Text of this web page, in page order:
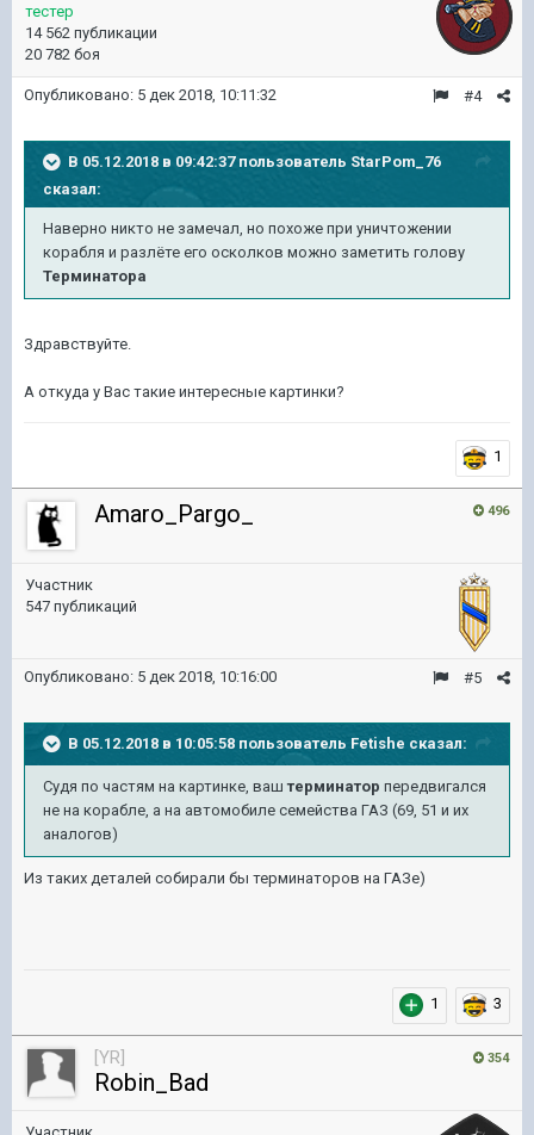
тестер
14 562 публикации
20 782 боя
#4
Опубликовано: 5 дек 2018, 10:11:32
В 05.12.2018 в 09:42:37 пользователь StarPom_76
сказал:
Наверно никто не замечал, но похоже при уничтожении
корабля и разлёте его осколков можно заметить голову
Терминатора
Здравствуйте.
А откуда у Вас такие интересные картинки?
1
496
Amaro_Pargo_
Участник
547 публикаций
#5
Опубликовано: 5 дек 2018, 10:16:00
В 05.12.2018 в 10:05:58 пользователь Fetishe сказал:
Судя по частям на картинке, ваштерминатор передвигался
не на корабле, а на автомобиле семейства ГАЗ (69, 51 и их
аналогов)
Из таких деталей собирали бы терминаторов на ГАЗе)
1 3
354
[YR]
Robin_Bad